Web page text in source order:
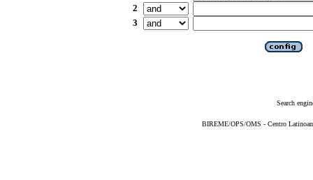
2
3
Search
BIREME/OPS/OMS - Centro